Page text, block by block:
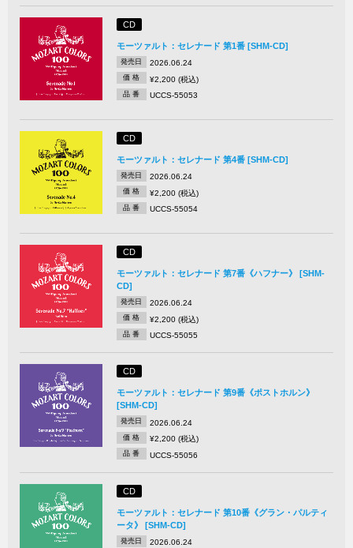
CD
モーツァルト：セレナード 第1番 [SHM-CD]
発売日 2026.06.24
価 格 ¥2,200 (税込)
品 番 UCCS-55053
CD
モーツァルト：セレナード 第4番 [SHM-CD]
発売日 2026.06.24
価 格 ¥2,200 (税込)
品 番 UCCS-55054
CD
モーツァルト：セレナード 第7番《ハフナー》 [SHM-
CD]
発売日 2026.06.24
価 格 ¥2,200 (税込)
品 番 UCCS-55055
CD
モーツァルト：セレナード 第9番《ポストホルン》
[SHM-CD]
発売日 2026.06.24
価 格 ¥2,200 (税込)
品 番 UCCS-55056
CD
モーツァルト：セレナード 第10番《グラン・パルティ
ータ》 [SHM-CD]
発売日 2026.06.24